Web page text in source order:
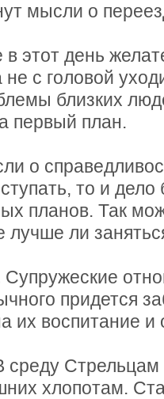
мысли о
в этот день
с головой
близких
первый план.
о
то и дело
планов. Так
лучше ли
Супружеские
придется
их воспитание и
среду Стрельцам
хлопотам.